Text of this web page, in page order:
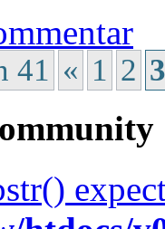
41 « 1 2 3